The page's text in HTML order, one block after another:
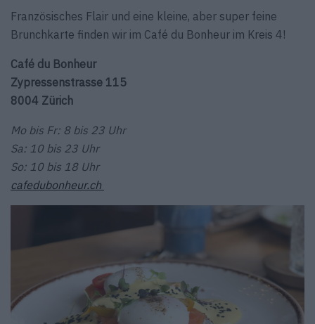
Französisches Flair und eine kleine, aber super feine
Brunchkarte finden wir im Café du Bonheur im Kreis 4!
Café du Bonheur
Zypressenstrasse 115
8004 Zürich
Mo bis Fr: 8 bis 23 Uhr
Sa: 10 bis 23 Uhr
So: 10 bis 18 Uhr
cafedubonheur.ch